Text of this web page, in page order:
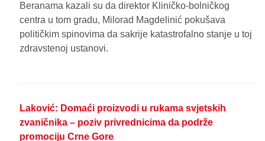
Beranama kazali su da direktor Kliničko-bolničkog
centra u tom gradu, Milorad Magdelinić pokušava
političkim spinovima da sakrije katastrofalno stanje u toj
zdravstenoj ustanovi.
Laković: Domaći proizvodi u rukama svjetskih
zvaničnika – poziv privrednicima da podrže
promociju Crne Gore